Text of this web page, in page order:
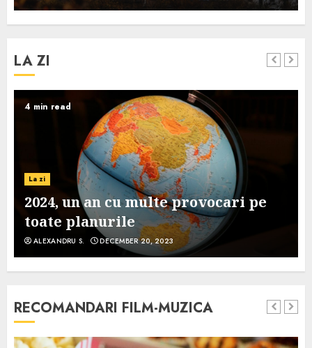
LA ZI
4 min read
La zi
2024, un an cu multe provocari pe
toate planurile
ALEXANDRU S. DECEMBER 20, 2023
RECOMANDARI FILM-MUZICA